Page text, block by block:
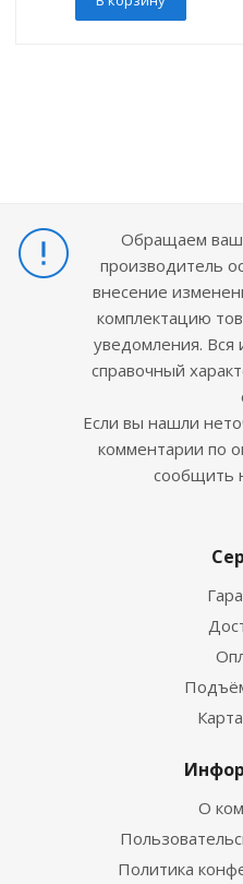
Обращаем
производитель
внесение
комплектацию
уведомления. Вся
справочный
Если вы нашли
комментарии по
сообщить
О
Политика